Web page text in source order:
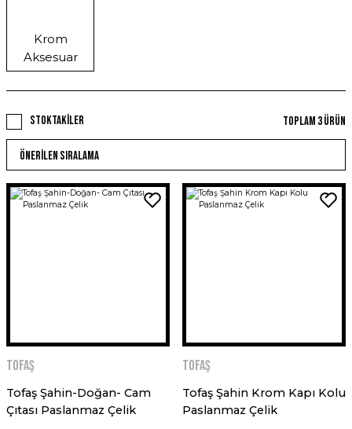
Krom
Aksesuar
Stoktakiler Toplam 3 ürün
Tofaş
Tofaş Şahin-Doğan- Cam
Çıtası Paslanmaz Çelik
Tofaş
Tofaş Şahin Krom Kapı Kolu
Paslanmaz Çelik